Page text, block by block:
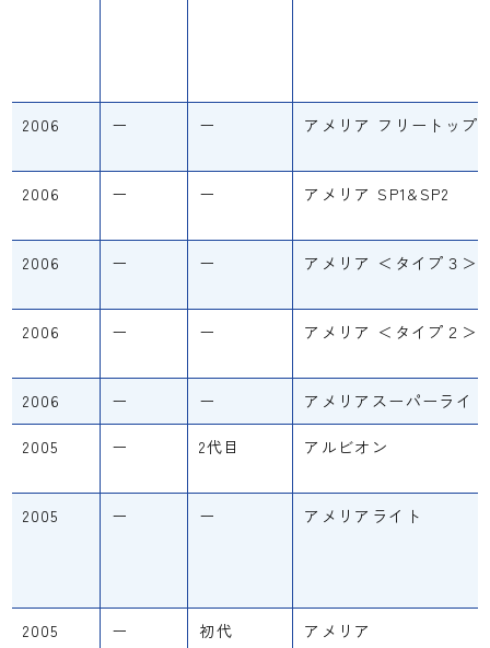
2006 ー ー アメリア フリートップ
2006 ー ー アメリア SP1&SP2
2006 ー ー アメリア ＜タイプ３＞
2006 ー ー アメリア ＜タイプ２＞
2006 ー ー アメリアスーパーライト
2005 ー 2代目 アルビオン
2005 ー ー アメリアライト
2005 ー 初代 アメリア